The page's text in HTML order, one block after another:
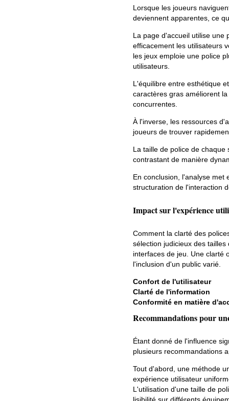
Lorsque les joueurs
deviennent apparentes, ce
La page d'accueil utilise une
efficacement les utilisateurs
les jeux emploie une police
utilisateurs.
L'équilibre entre esthétique
caractères gras améliorent
concurrentes.
À l'inverse, les ressources
joueurs de trouver
La taille de police de
contrastant de manière
En conclusion, l'analyse met
structuration de l'interaction
Impact sur l'expérience
Comment la clarté des
sélection judicieux des
interfaces de jeu. Une clarté
l'inclusion d'un public varié.
Confort de l'utilisateur
Clarté de l'information
Conformité en matière
Recommandations pour
Étant donné de l'influence
plusieurs recommandations
Tout d'abord, une méthode
expérience utilisateur
L'utilisation d'une taille de
lisibilité sur différents